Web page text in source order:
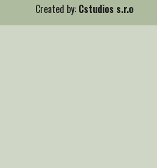
Created by: Cstudios s.r.o